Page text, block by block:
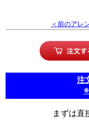
＜前のアレ
注
まずは直